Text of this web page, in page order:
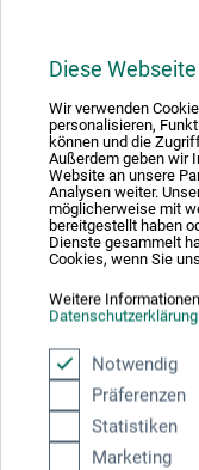
Diese
Wir verwenden
personalisieren,
können und die
Außerdem geben wir
Website an unsere
Analysen weiter.
möglicherweise mit
bereitgestellt haben
Dienste gesammelt
Cookies, wenn Sie
Weitere
Datenschutzerklärung
Notwendig
Präferenzen
Statistiken
Marketing
Sparmax
Plastikflasche für